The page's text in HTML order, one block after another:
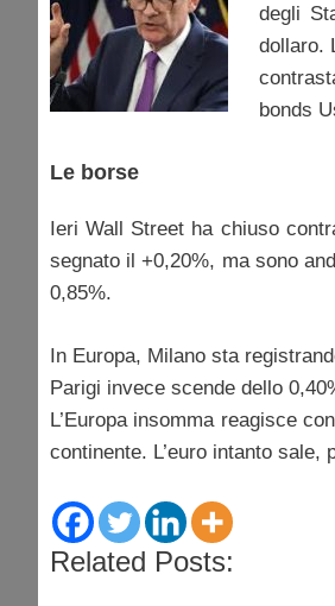
degli
dollaro.
bonds
Le borse
Ieri Wall Street ha chiuso
segnato il +0,20%, ma sono
0,85%.
In Europa, Milano sta
Parigi invece scende dello
L’Europa insomma reagisce
continente. L’euro intanto
Related Posts: